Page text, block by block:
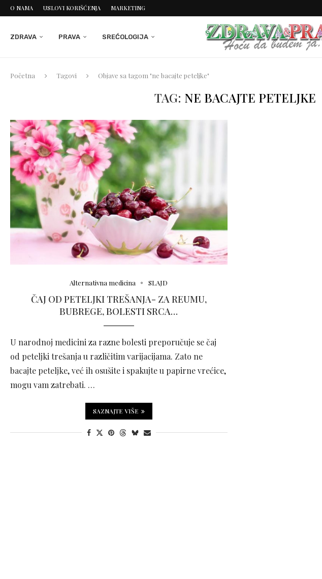
O NAMA USLOVI KORIŠĆENJA MARKETING
ZDRAVA PRAVA SREĆOLOGIJA
Početna Tagovi Objave sa tagom "ne bacajte peteljke"
TAG: NE BACAJTE PETELJKE
Alternativna medicina SLAJD
ČAJ OD PETELJKI TREŠANJA- ZA REUMU,
BUBREGE, BOLESTI SRCA…
U narodnoj medicini za razne bolesti preporučuje se čaj
od peteljki trešanja u različitim varijacijama. Zato ne
bacajte peteljke, već ih osušite i spakujte u papirne vrećice,
mogu vam zatrebati. …
SAZNAJTE VIŠE